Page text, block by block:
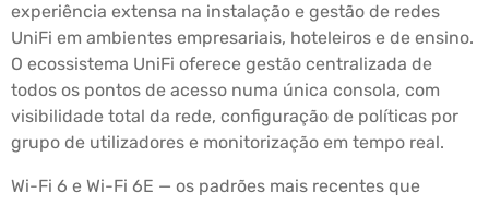
experiência extensa na instalação e gestão de redes
UniFi em ambientes empresariais, hoteleiros e de ensino.
O ecossistema UniFi oferece gestão centralizada de
todos os pontos de acesso numa única consola, com
visibilidade total da rede, configuração de políticas por
grupo de utilizadores e monitorização em tempo real.
Wi-Fi 6 e Wi-Fi 6E — os padrões mais recentes que